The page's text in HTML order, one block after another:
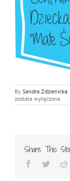
By Sandra Zdzienicka
została wyłączona
Share This
Facebook
Twitter